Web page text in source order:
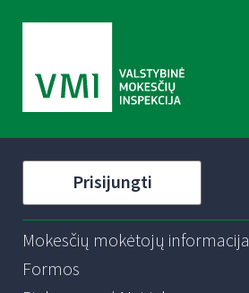
Prisijungti
Mokesčių mokėtojų informacija
Formos